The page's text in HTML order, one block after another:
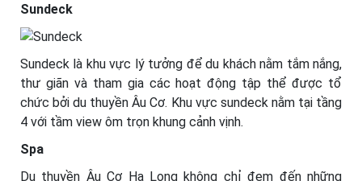
Sundeck
Sundeck là khu vực lý tưởng để du khách nằm tắm nắng,
thư giãn và tham gia các hoạt động tập thể được tổ
chức bởi du thuyền Âu Cơ. Khu vực sundeck nằm tại tầng
4 với tầm view ôm trọn khung cảnh vịnh.
Spa
Du thuyền Âu Cơ Hạ Long không chỉ đem đến những